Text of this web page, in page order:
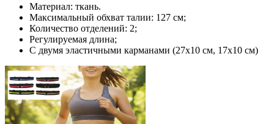
Материал: ткань.
Максимальный обхват талии: 127 см;
Количество отделений: 2;
Регулируемая длина;
С двумя эластичными карманами (27х10 см, 17х10 см)